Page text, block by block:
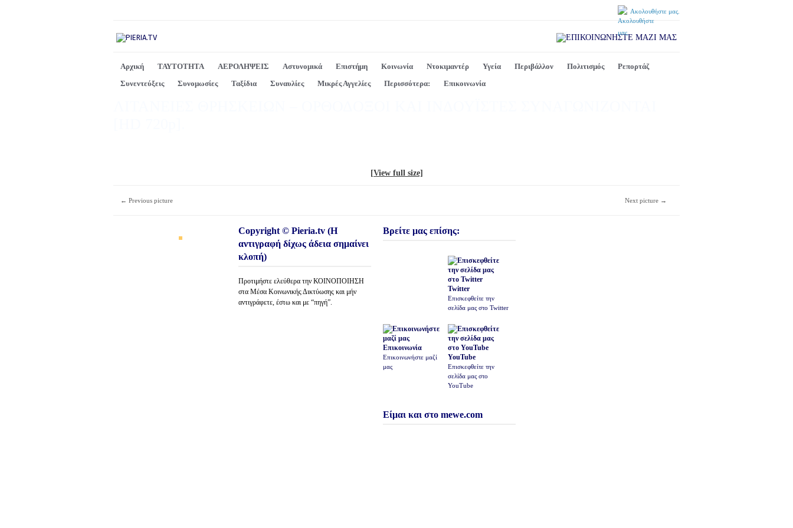
Ακολουθήστε μας.
Αρχική ΤΑΥΤΟΤΗΤΑ ΑΕΡΟΛΗΨΕΙΣ Αστυνομικά Επιστήμη Κοινωνία Ντοκιμαντέρ Υγεία Περιβάλλον Πολιτισμός
Ρεπορτάζ
Συνεντεύξεις
Συνομωσίες Ταξίδια Συναυλίες Μικρές Αγγελίες Περισσότερα: Επικοινωνία
[View full size]
← Previous picture Next picture →
Copyright © Pieria.tv (Η
αντιγραφή δίχως άδεια σημαίνει
κλοπή)
Προτιμήστε ελεύθερα την ΚΟΙΝΟΠΟΙΗΣΗ
στα Μέσα Κοινωνικής Δικτύωσης και μήν
αντιγράφετε, έστω και με “πηγή”.
Βρείτε μας επίσης:
Twitter
Επισκεφθείτε την
σελίδα μας στο Twitter
Επικοινωνία
Επικοινωνήστε μαζί
μας
YouTube
Επισκεφθείτε την
σελίδα μας στο
YouTube
Είμαι και στο mewe.com